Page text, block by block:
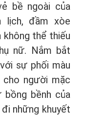
bề ngoài của
lịch, đầm xòe
thể thiếu
nữ. Nắm bắt
sự phối màu
người mặc
bềnh của
những khuyết